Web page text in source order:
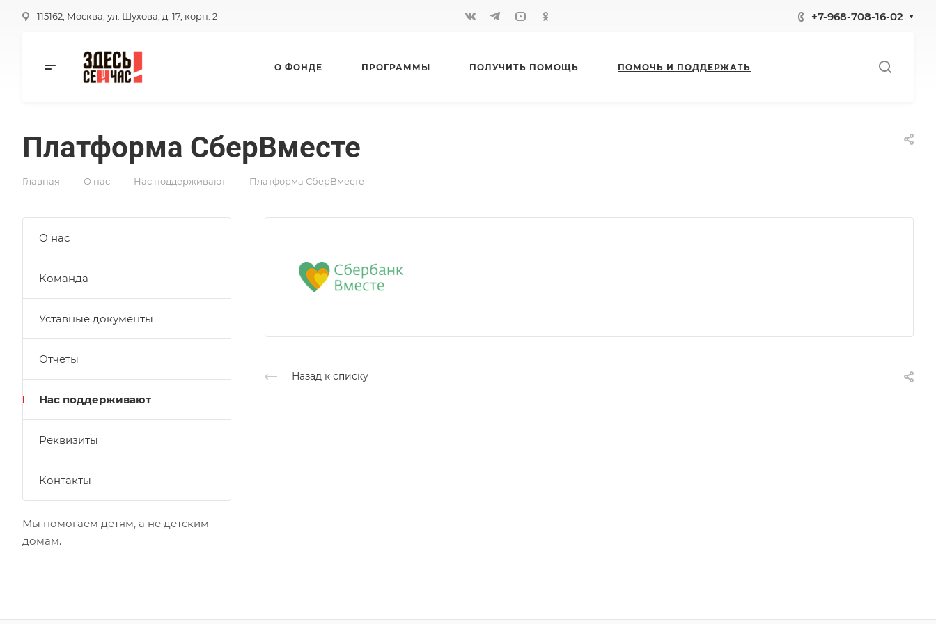
115162, Москва, ул. Шухова, д. 17, корп. 2 +7-968-708-16-02
О ФОНДЕ ПРОГРАММЫ ПОЛУЧИТЬ ПОМОЩЬ ПОМОЧЬ И ПОДДЕРЖАТЬ
Платформа СберВместе
Главная — О нас — Нас поддерживают — Платформа СберВместе
Назад к списку
О нас
Команда
Уставные документы
Отчеты
Нас поддерживают
Реквизиты
Контакты
Мы помогаем детям, а не детским
домам.